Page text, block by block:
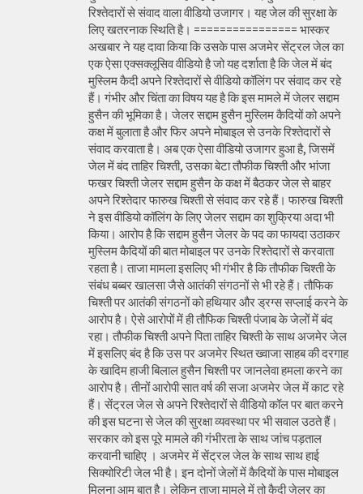
रिश्तेदारों से संवाद वाला वीडियो उजागर। यह जेल की सुरक्षा के
लिए खतरनाक स्थिति है। ================ भास्कर
अखबार ने यह दावा किया कि उसके पास अजमेर सेंट्रल जेल का
एक ऐसा एक्सक्लूसिव वीडियो है जो यह दर्शाता है कि जेल में बंद
मुस्लिम कैदी अपने रिश्तेदारों से वीडियो कॉलिंग पर संवाद कर रहे
हैं। गंभीर और चिंता का विषय यह है कि इस मामले में जेलर सद्दाम
हुसैन की भूमिका है। जेलर सद्दाम हुसैन मुस्लिम कैदियों को अपने
कक्ष में बुलाता है और फिर अपने मोबाइल से उनके रिश्तेदारों से
संवाद करवाता है। अब एक ऐसा वीडियो उजागर हुआ है, जिसमें
जेल में बंद ताहिर चिश्ती, उसका बेटा तौफीक चिश्ती और भांजा
फखर चिश्ती जेलर सद्दाम हुसैन के कक्ष में बैठकर जेल से बाहर
अपने रिश्तेदार फारुख चिश्ती से संवाद कर रहे हैं। फारुख चिश्ती
ने इस वीडियो कॉलिंग के लिए जेलर सद्दाम का शुक्रिया अदा भी
किया। आरोप है कि सद्दाम हुसैन जेलर के पद का फायदा उठाकर
मुस्लिम कैदियों की बात मोबाइल पर उनके रिश्तेदारों से करवाता
रहता है। ताजा मामला इसलिए भी गंभीर है कि तौफीक चिश्ती के
संबंध बब्बर खालसा जैसे आतंकी संगठनों से भी रहे हैं। तौफिक
चिश्ती पर आतंकी संगठनों को हथियार और ड्रग्स सप्लाई करने के
आरोप है। ऐसे आरोपों में ही तौफिक चिश्ती पंजाब के जेलों में बंद
रहा। तौफीक चिश्ती अपने पिता ताहिर चिश्ती के साथ अजमेर जेल
में इसलिए बंद है कि उस पर अजमेर स्थित ख्वाजा साहब की दरगाह
के खादिम हाजी बिलाल हुसैन चिश्ती पर जानलेवा हमला करने का
आरोप है। तीनों आरोपी सात वर्ष की सजा अजमेर जेल में काट रहे
हैं। सेंट्रल जेल से अपने रिश्तेदारों से वीडियो कॉल पर बात करने
की इस घटना से जेल की सुरक्षा व्यवस्था पर भी सवाल उठते हैं।
सरकार को इस पूरे मामले की गंभीरता के साथ जांच पड़ताल
करवानी चाहिए । अजमेर में सेंट्रल जेल के साथ साथ हाई
सिक्योरिटी जेल भी है। इन दोनों जेलों में कैदियों के पास मोबाइल
मिलना आम बात है। लेकिन ताजा मामले में तो कैदी जेलर का